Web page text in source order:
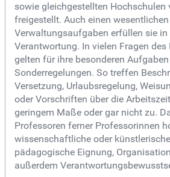
sowie gleichgestellten Hochschulen
freigestellt. Auch einen
Verwaltungsaufgaben erfüllen sie in
Verantwortung. In vielen Fragen des
gelten für ihre besonderen
Sonderregelungen. So treffen
Versetzung, Urlaubsregelung,
oder Vorschriften über die
geringem Maße oder gar nicht zu.
Professoren ferner Professorinnen
wissenschaftliche oder
pädagogische Eignung,
außerdem